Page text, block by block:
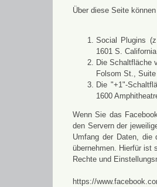
Über diese Seite
Social Plugins
1601 S.
Die Schaltfläche
Folsom St.,
Die "+1"-
1600
Wenn Sie das
den Servern der
Umfang der Daten, die
übernehmen. Hierfür ist
Rechte und
https://